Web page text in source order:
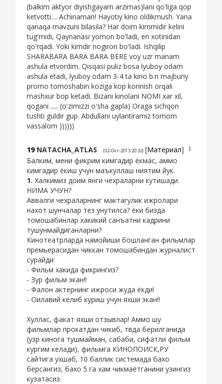
(balkim aktyor diyishgayam arzimas)lani qo'liga qop
ketvotti.... Achinaman! Hayotiy kino oldikmush. Yana
qanaqa mavzuni bilasila? Har doim kimmidir kelini
tug'midi, Qaynanasi yomon bo'ladi, eri xotinidan
qo'rqadi. Yoki kimdir nogiron bo'ladi. Ishqilip
SHARABARA BARA BARA BERE voy uzr manam
ashula etvordim. Qisqasi puliz bosa lyuboy odam
ashula etadi, lyuboy odam 3-4 ta kino b.n majburiy
promo tomoshabin koziga kop korinish orqali
mashxur bop ketadi. Bizani kinolani NOMI xar xil,
qogani ..... (o'zimizzi o'sha gapla) Oraga sichqon
tushti guldir gup. Abdullani uylantiramiz tomom
vassalom ))))))
1
19 NATACHA_ATLAS (02-Окт-2013 20:32) [Материал]
Балким, мени фикрим кимгадир ёкмас, аммо
кимгадир ёкиш учун маъкуллаш ниятим йук.
1. Халкимиз доим янги чехраларни кутишади.
НИМА УЧУН?
Аввалги чехраларнинг мактагулик ижролари
нахот шунчалар тез унутилса? ёки бизда
томошабинлар хакикий санъатни кадрини
тушунмайдиганларни?
Кинотеатрларда намойиши бошланган фильмлар
премьерасидан чиккан томошабиндан журналист
сурайди:
- Фильм хакида фикрингиз?
- Зур фильм экан!!
- Фалон актернинг ижроси жуда ёкди!
- Оилавий келиб куриш учун яхши экан!!
Хуллас, факат яхши отзывлар! Аммо шу
фильмлар прокатдан чикиб, твда берилганида
(узр кинога тушмайман, сабаби, сифатли фильм
кургим келади), фильмга КИНОПОИСК,РУ
сайтига ухшаб, 10 баллик системада бахо
берсангиз, бахо 5 га хам чикмаётганини узингиз
кузатасиз.